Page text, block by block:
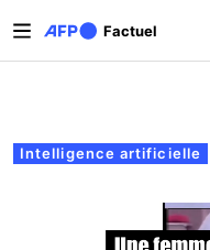
Factuel
Onglets
Intelligence artificielle